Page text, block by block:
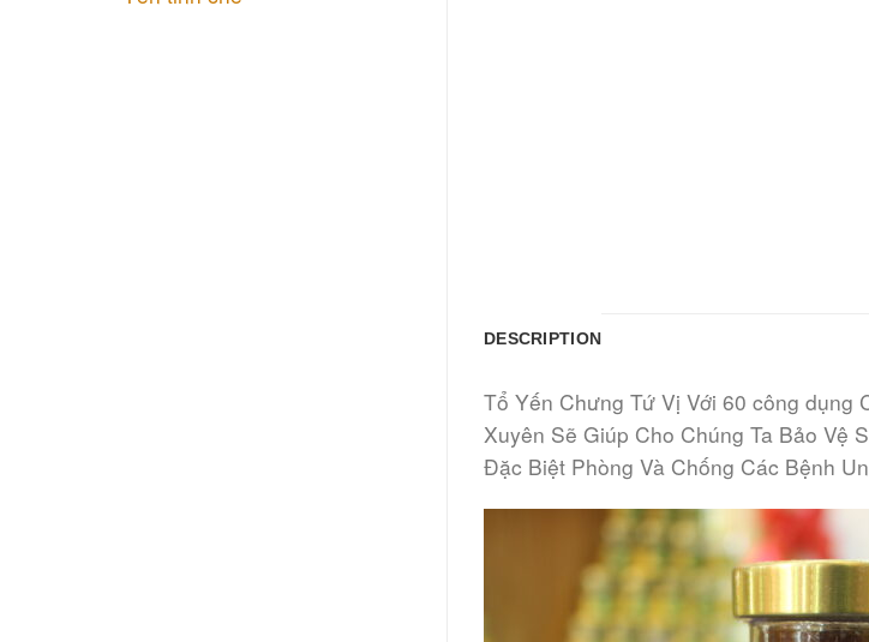
DESCRIPTION
Tổ Yến Chưng Tứ Vị Với 60 công dụng
Xuyên Sẽ Giúp Cho Chúng Ta Bảo Vệ
Đặc Biệt Phòng Và Chống Các Bệnh